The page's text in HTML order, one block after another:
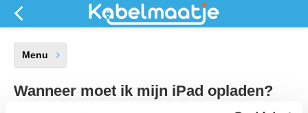
Menu
Wanneer moet ik mijn iPad opladen?